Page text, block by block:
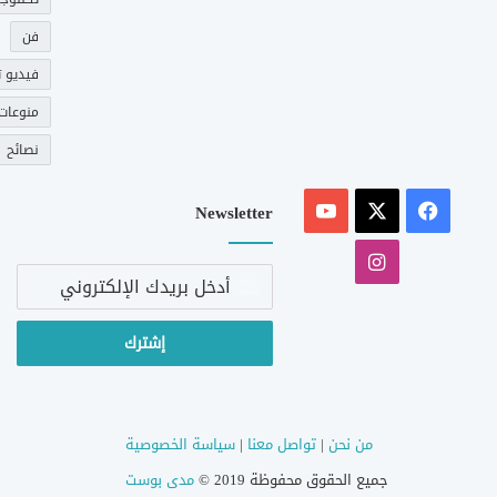
فن
فيديو
نصائح
فيسبوك
‫YouTube
انستقرام
Newsletter
أدخل
الإلكتروني
من نحن |تواصل معنا |سياسة الخصوصية
جميع الحقوق محفوظة 2019 ©
مدى بوست